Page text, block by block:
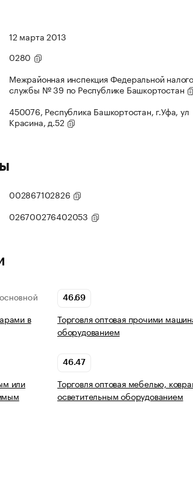
12 марта 2013
0280
Межрайонная инспекция Федеральной
службы № 39 по Республике Башкортостан
450076, Республика Башкортостан, г.Уфа, ул
Красина, д.52
002867102826
026700276402053
ОСНОВНОЙ
в
46.69
Торговля оптовая прочими
оборудованием
или
46.47
Торговля оптовая мебелью,
осветительным оборудованием